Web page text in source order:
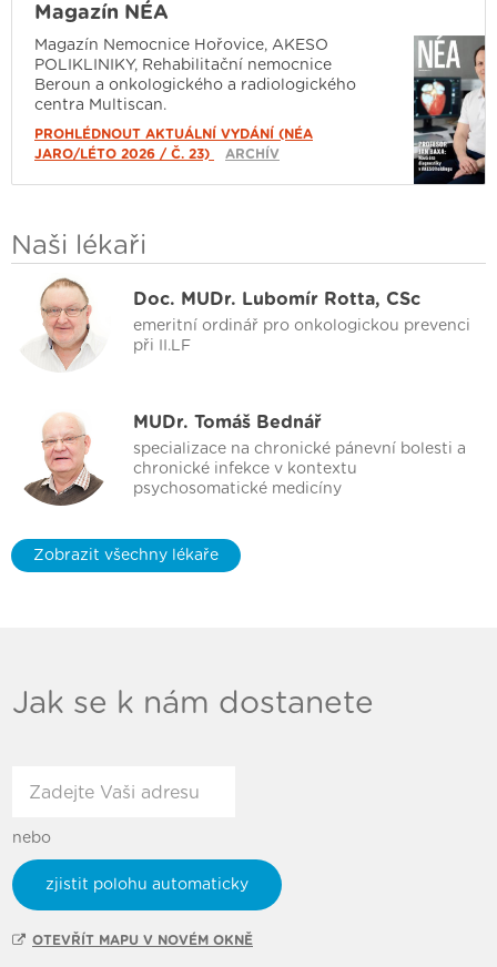
Magazín NÉA
Magazín Nemocnice Hořovice, AKESO
POLIKLINIKY, Rehabilitační nemocnice
Beroun a onkologického a radiologického
centra Multiscan.
PROHLÉDNOUT AKTUÁLNÍ VYDÁNÍ (NÉA
JARO/LÉTO 2026 / Č. 23)
ARCHÍV
Naši lékaři
Doc. MUDr. Lubomír Rotta, CSc
emeritní ordinář pro onkologickou prevenci
při II.LF
MUDr. Tomáš Bednář
specializace na chronické pánevní bolesti a
chronické infekce v kontextu
psychosomatické medicíny
Zobrazit všechny lékaře
Jak se k nám dostanete
nebo
zjistit polohu automaticky
OTEVŘÍT MAPU V NOVÉM OKNĚ